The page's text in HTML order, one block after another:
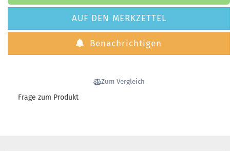
AUF DEN MERKZETTEL
Benachrichtigen
Zum Vergleich
Frage zum Produkt